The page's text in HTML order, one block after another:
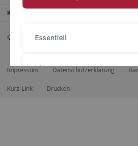
Kontaktinfo
© 2026 Eberhard Karls Universität Tübingen,
Impressum Datenschutzerklärung
Kurz-Link Drucken
Essentiell
Videos